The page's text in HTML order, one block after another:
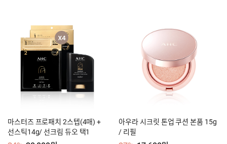
마스터즈 프로패치 2스텝(4매) +
선스틱14g/ 선크림 듀오 택1
아우라 시크릿 톤업 쿠션 본품 15g
/ 리필